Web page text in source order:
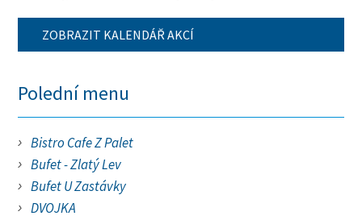
ZOBRAZIT KALENDÁŘ AKCÍ
Polední menu
Bistro Cafe Z Palet
Bufet - Zlatý Lev
Bufet U Zastávky
DVOJKA